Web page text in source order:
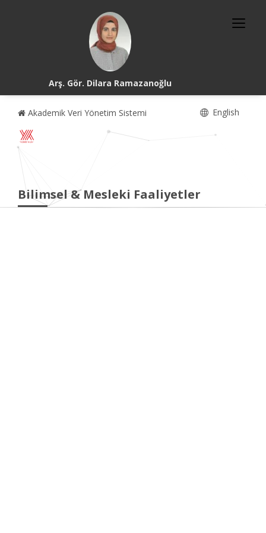
Arş. Gör. Dilara Ramazanoğlu
Akademik Veri Yönetim Sistemi English
Bilimsel & Mesleki Faaliyetler